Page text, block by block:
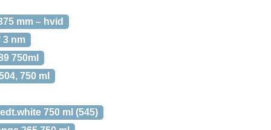
mm – hvid
3 nm
750ml
750 ml
750 ml (545)